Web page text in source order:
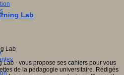
Lab
Lab - vous propose ses cahiers pour vous
de la pédagogie universitaire. Rédigés